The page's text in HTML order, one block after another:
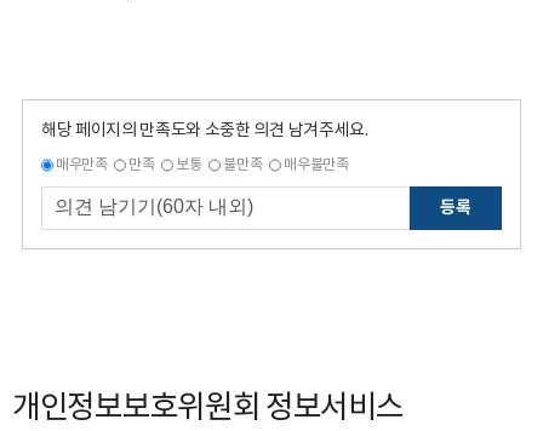
해당 페이지의 만족도와 소중한 의견 남겨주세요.
매우만족 만족 보통 불만족 매우불만족
등록
개인정보보호위원회 정보서비스